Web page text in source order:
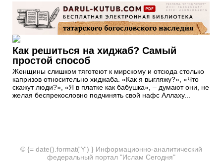
Как решиться на хиджаб? Самый
простой способ
Женщины слишком тяготеют к мирскому и отсюда​ столько​
капризов относительно хиджаба. «Как я выгляжу?», «Что
скажут люди?», «Я в платке как бабушка», –​ думают они, не
желая беспрекословно подчинять свой нафс Аллаху...
© {= date().format('Y') } Информационно-аналитический
федеральный портал "Ислам Сегодня"